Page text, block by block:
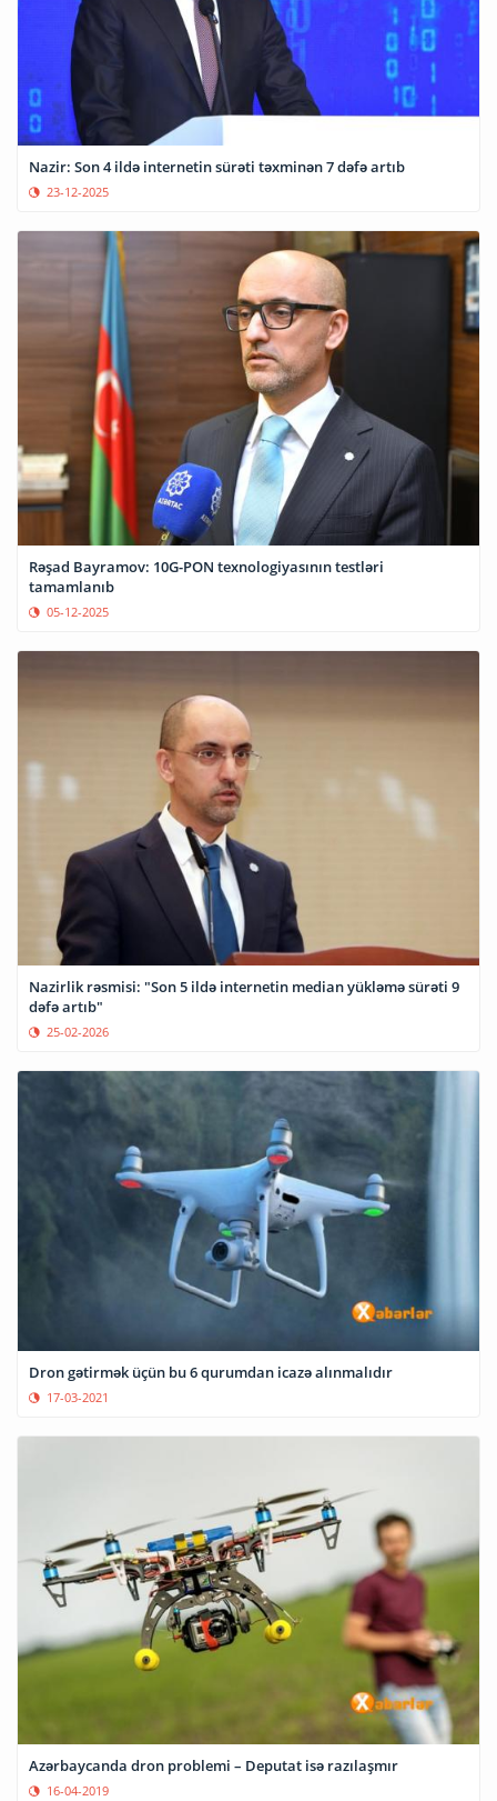
Nazir: Son 4 ildə internetin sürəti təxminən 7 dəfə artıb
23-12-2025
Rəşad Bayramov: 10G-PON texnologiyasının testləri
tamamlanıb
05-12-2025
Nazirlik rəsmisi: "Son 5 ildə internetin median yükləmə sürəti 9
dəfə artıb"
25-02-2026
Dron gətirmək üçün bu 6 qurumdan icazə alınmalıdır
17-03-2021
Azərbaycanda dron problemi – Deputat isə razılaşmır
16-04-2019